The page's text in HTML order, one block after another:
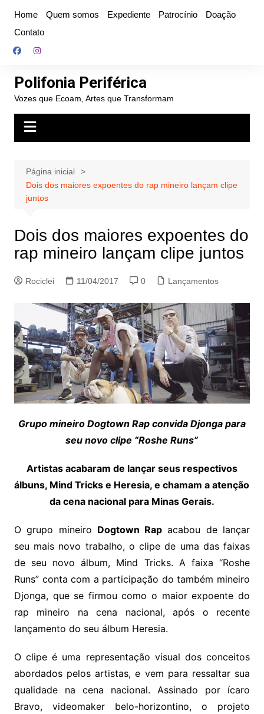
conteúdo
Home Quem somos Expediente Patrocínio
Doação
Contato
Polifonia Periférica
Vozes que Ecoam, Artes que Transformam
Página inicial
Dois dos maiores expoentes do rap mineiro lançam clipe
juntos
Dois dos maiores expoentes do
rap mineiro lançam clipe juntos
Rociclei 11/04/2017 0 Lançamentos
Grupo mineiro Dogtown Rap convida Djonga para
seu novo clipe “Roshe Runs”
Artistas acabaram de lançar seus respectivos
álbuns, Mind Tricks e Heresia, e chamam a atenção
da cena nacional para Minas Gerais.
O grupo mineiro Dogtown Rap acabou de lançar
seu mais novo trabalho, o clipe de uma das faixas
de seu novo álbum, Mind Tricks. A faixa “Roshe
Runs” conta com a participação do também mineiro
Djonga, que se firmou como o maior expoente do
rap mineiro na cena nacional, após o recente
lançamento do seu álbum Heresia.
O clipe é uma representação visual dos conceitos
abordados pelos artistas, e vem para ressaltar sua
qualidade na cena nacional. Assinado por ícaro
Bravo, videomaker belo-horizontino, o projeto